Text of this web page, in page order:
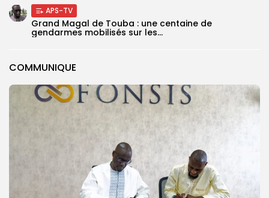
COMMUNIQUE
APS-TV
Grand Magal de Touba : une centaine de
gendarmes mobilisés sur les...